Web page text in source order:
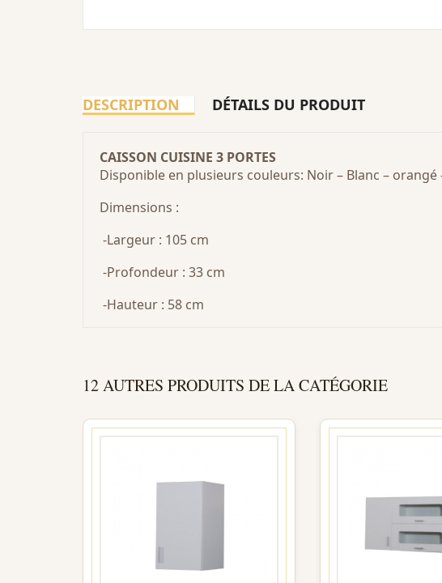
DESCRIPTION DÉTAILS DU PRODUIT
CAISSON CUISINE 3 PORTES
Disponible en plusieurs couleurs: Noir – Blanc –
Dimensions :
-Largeur : 105 cm
-Profondeur : 33 cm
-Hauteur : 58 cm
12 AUTRES PRODUITS DE LA CATÉGORIE